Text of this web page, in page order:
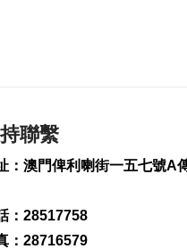
163
聯繫
：澳門俾利喇街一五七號A
：28517758
：28716579